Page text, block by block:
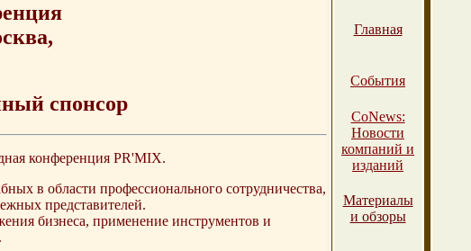
спонсор
конференция PR'MIX.
в области профессионального сотрудничества,
представителей.
бизнеса, применение инструментов и
Главная
События
СоNews:
Новости
компаний и
изданий
Материалы
и обзоры